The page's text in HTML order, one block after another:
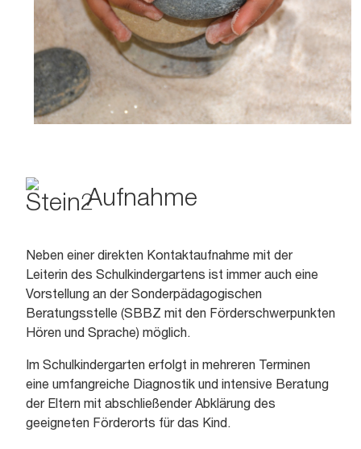
Aufnahme
Neben einer direkten Kontaktaufnahme mit der
Leiterin des Schulkindergartens ist immer auch eine
Vorstellung an der Sonderpädagogischen
Beratungsstelle (SBBZ mit den Förderschwerpunkten
Hören und Sprache) möglich.
Im Schulkindergarten erfolgt in mehreren Terminen
eine umfangreiche Diagnostik und intensive Beratung
der Eltern mit abschließender Abklärung des
geeigneten Förderorts für das Kind.